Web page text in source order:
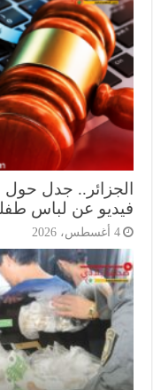
جدل حول
عن لباس طفلة